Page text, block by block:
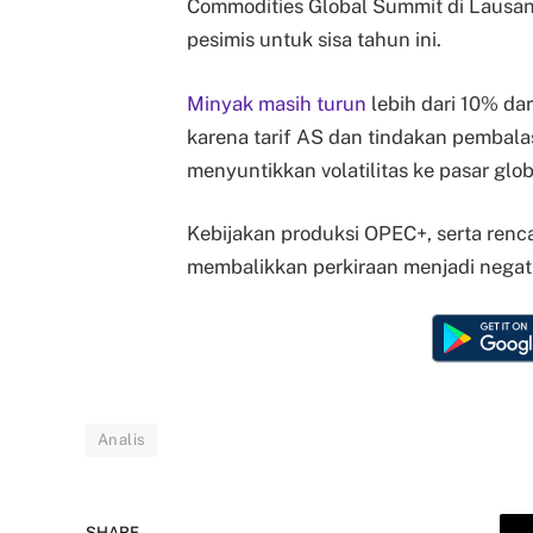
Commodities Global Summit di
pesimis untuk sisa tahun ini.
Minyak masih turun lebih dari 10%
karena tarif AS dan tindakan
menyuntikkan volatilitas ke pasar
Kebijakan produksi OPEC+, serta
membalikkan perkiraan menjadi
Analis